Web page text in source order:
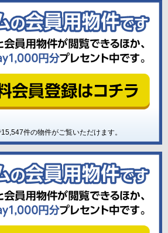
15,547件の物件がご覧いただけます。